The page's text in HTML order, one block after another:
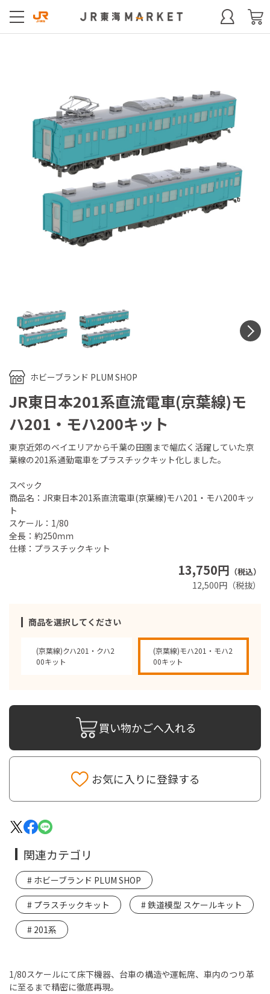
ホビーブランド PLUM SHOP
JR東日本201系直流電車(京葉線)モ
ハ201・モハ200キット
13,750円 （税込）
12,500円（税抜）
商品を選択してください
(京葉線)クハ201・クハ2
00キット
(京葉線)モハ201・モハ2
00キット
東京近郊のベイエリアから千葉の田園まで幅広く活躍していた京
葉線の201系通勤電車をプラスチックキット化しました。
スペック
商品名：JR東日本201系直流電車(京葉線)モハ201・モハ200キッ
ト
スケール：1/80
全長：約250ｍｍ
仕様：プラスチックキット
買い物かごへ入れる
お気に入りに登録する
1/80スケールにて床下機器、台車の構造や運転席、車内のつり革
に至るまで精密に徹底再現。
関連カテゴリ
ホビーブランド PLUM SHOP
プラスチックキット 鉄道模型 スケールキット
201系